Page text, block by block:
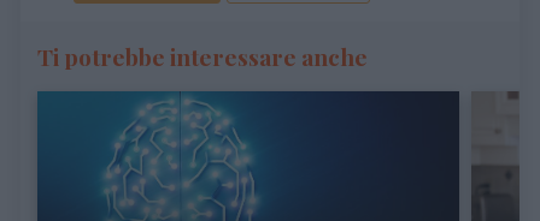
Ti potrebbe interessare anche